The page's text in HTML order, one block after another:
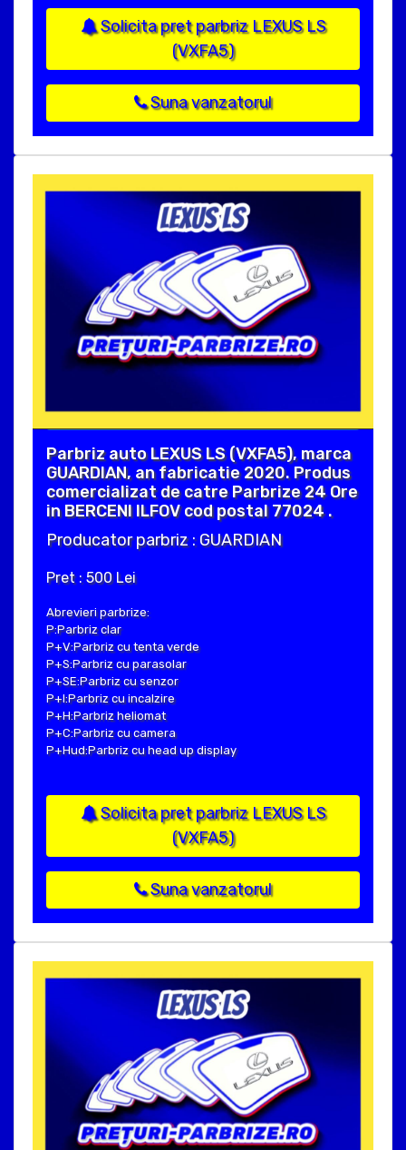
Solicita pret parbriz LEXUS LS
(VXFA5)
Suna vanzatorul
Parbriz auto LEXUS LS (VXFA5), marca
GUARDIAN, an fabricatie 2020. Produs
comercializat de catre Parbrize 24 Ore
in BERCENI ILFOV cod postal 77024 .
Producator parbriz : GUARDIAN
Pret : 500 Lei
Abrevieri parbrize:
P:Parbriz clar
P+V:Parbriz cu tenta verde
P+S:Parbriz cu parasolar
P+SE:Parbriz cu senzor
P+I:Parbriz cu incalzire
P+H:Parbriz heliomat
P+C:Parbriz cu camera
P+Hud:Parbriz cu head up display
Solicita pret parbriz LEXUS LS
(VXFA5)
Suna vanzatorul